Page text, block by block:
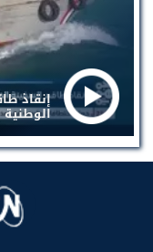
إنقاذ
الوطنية